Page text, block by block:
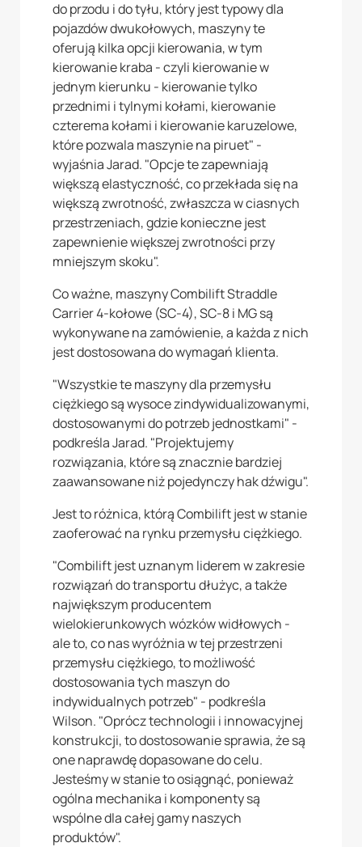
do przodu i do tyłu, który jest typowy dla
pojazdów dwukołowych, maszyny te
oferują kilka opcji kierowania, w tym
kierowanie kraba - czyli kierowanie w
jednym kierunku - kierowanie tylko
przednimi i tylnymi kołami, kierowanie
czterema kołami i kierowanie karuzelowe,
które pozwala maszynie na piruet" -
wyjaśnia Jarad. "Opcje te zapewniają
większą elastyczność, co przekłada się na
większą zwrotność, zwłaszcza w ciasnych
przestrzeniach, gdzie konieczne jest
zapewnienie większej zwrotności przy
mniejszym skoku".
Co ważne, maszyny Combilift Straddle
Carrier 4-kołowe (SC-4), SC-8 i MG są
wykonywane na zamówienie, a każda z nich
jest dostosowana do wymagań klienta.
"Wszystkie te maszyny dla przemysłu
ciężkiego są wysoce zindywidualizowanymi,
dostosowanymi do potrzeb jednostkami" -
podkreśla Jarad. "Projektujemy
rozwiązania, które są znacznie bardziej
zaawansowane niż pojedynczy hak dźwigu".
Jest to różnica, którą Combilift jest w stanie
zaoferować na rynku przemysłu ciężkiego.
"Combilift jest uznanym liderem w zakresie
rozwiązań do transportu dłużyc, a także
największym producentem
wielokierunkowych wózków widłowych -
ale to, co nas wyróżnia w tej przestrzeni
przemysłu ciężkiego, to możliwość
dostosowania tych maszyn do
indywidualnych potrzeb" - podkreśla
Wilson. "Oprócz technologii i innowacyjnej
konstrukcji, to dostosowanie sprawia, że są
one naprawdę dopasowane do celu.
Jesteśmy w stanie to osiągnąć, ponieważ
ogólna mechanika i komponenty są
wspólne dla całej gamy naszych
produktów".